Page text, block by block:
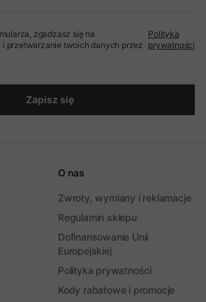
zgadzasz się na
przetwarzanie twoich danych przez
Polityka
prywatności
Zapisz się
O nas
Zwroty, wymiany i reklamacje
Regulamin sklepu
Dofinansowanie Unii
Europejskiej
Polityka prywatności
Kody rabatowe i promocje